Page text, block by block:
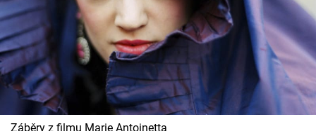
Záběry z filmu Marie Antoinetta